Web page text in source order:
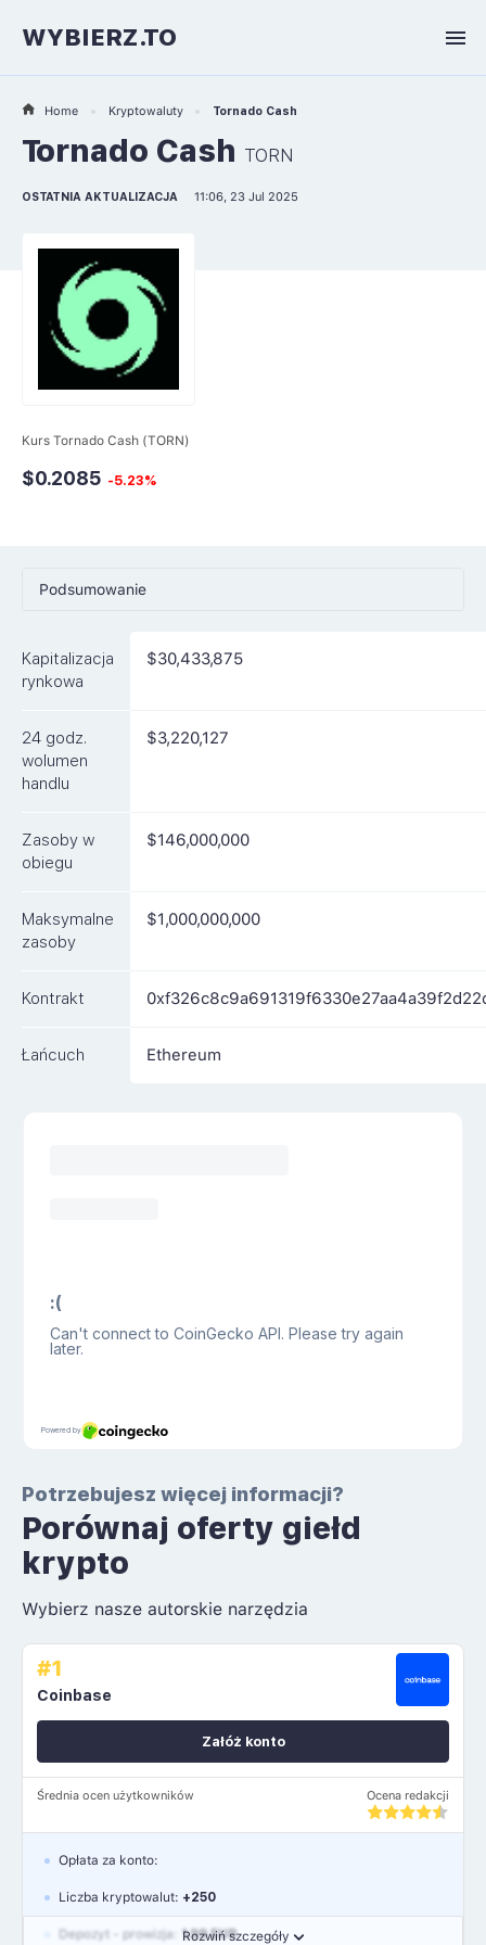
WYBIERZ.TO
Home Kryptowaluty Tornado Cash
Tornado Cash TORN
OSTATNIA AKTUALIZACJA 11:06, 23 Jul 2025
Kurs Tornado Cash (TORN)
$0.2085 -5.23%
Podsumowanie
Rynki
FAQ
Kapitalizacja
rynkowa
$30,433,875
24 godz.
wolumen
handlu
$3,220,127
Zasoby w
obiegu
$146,000,000
Maksymalne
zasoby
$1,000,000,000
Kontrakt
Łańcuch Ethereum
Potrzebujesz więcej informacji?
Porównaj oferty giełd
krypto
Wybierz nasze autorskie narzędzia
#1
Coinbase
Średnia ocen użytkowników Ocena redakcji
Załóż konto
Rozwiń szczegóły
Opłata za konto:
Liczba kryptowalut: +250
Depozyt - prowizja: 1.99 EUR